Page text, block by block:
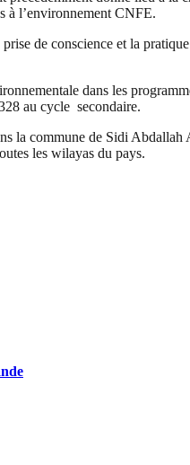
à l’environnement CNFE.
de conscience et la
dans les
au cycle secondaire.
la commune de Sidi Abdallah
les wilayas du pays.